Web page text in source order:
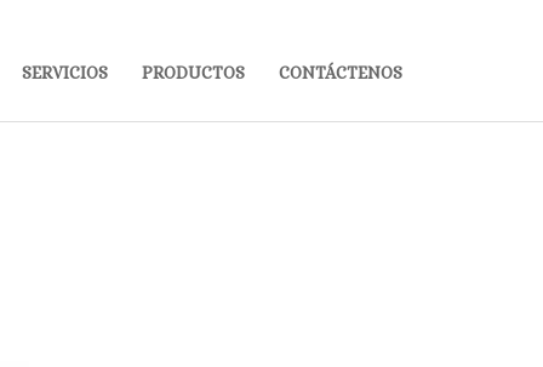
SERVICIOS PRODUCTOS CONTÁCTENOS